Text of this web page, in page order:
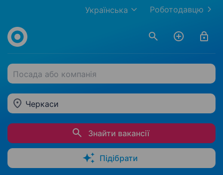
Роботодавцю
Українська
Посада або компанія
Черкаси
Знайти вакансії
Підібрати